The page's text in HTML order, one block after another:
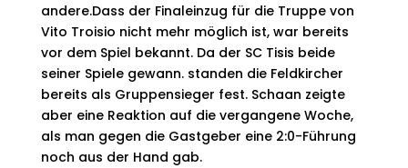
andere.Dass der Finaleinzug für die Truppe von
Vito Troisio nicht mehr möglich ist, war bereits
vor dem Spiel bekannt. Da der SC Tisis beide
seiner Spiele gewann. standen die Feldkircher
bereits als Gruppensieger fest. Schaan zeigte
aber eine Reaktion auf die vergangene Woche,
als man gegen die Gastgeber eine 2:0-Führung
noch aus der Hand gab.